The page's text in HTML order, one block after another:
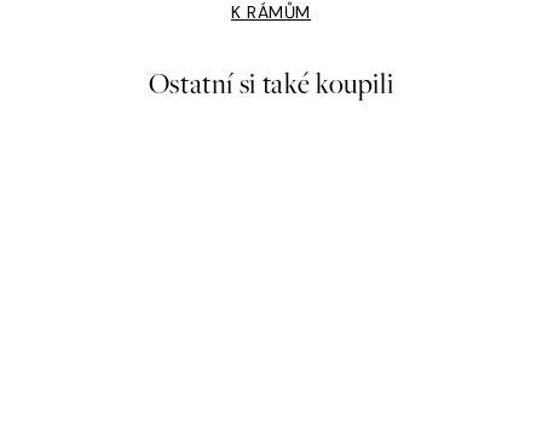
K RÁMŮM
Ostatní si také koupili